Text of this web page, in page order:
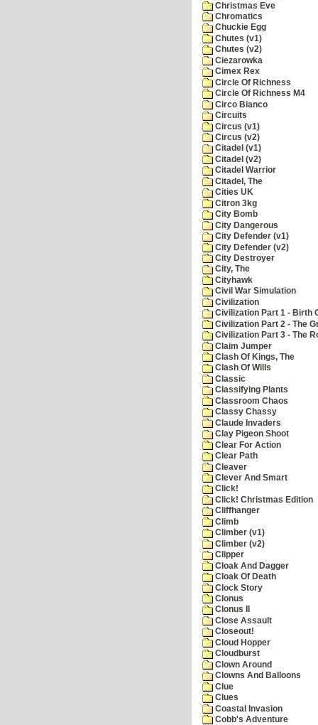
Christmas Eve
Chromatics
Chuckie Egg
Chutes (v1)
Chutes (v2)
Ciezarowka
Cimex Rex
Circle Of Richness
Circle Of Richness M4
Circo Bianco
Circuits
Circus (v1)
Circus (v2)
Citadel (v1)
Citadel (v2)
Citadel Warrior
Citadel, The
Cities UK
Citron 3kg
City Bomb
City Dangerous
City Defender (v1)
City Defender (v2)
City Destroyer
City, The
Cityhawk
Civil War Simulation
Civilization
Civilization Part 1 - Birth
Civilization Part 2 - The
Civilization Part 3 - The
Claim Jumper
Clash Of Kings, The
Clash Of Wills
Classic
Classifying Plants
Classroom Chaos
Classy Chassy
Claude Invaders
Clay Pigeon Shoot
Clear For Action
Clear Path
Cleaver
Clever And Smart
Click!
Click! Christmas Edition
Cliffhanger
Climb
Climber (v1)
Climber (v2)
Clipper
Cloak And Dagger
Cloak Of Death
Clock Story
Clonus
Clonus II
Close Assault
Closeout!
Cloud Hopper
Cloudburst
Clown Around
Clowns And Balloons
Clue
Clues
Coastal Invasion
Cobb's Adventure